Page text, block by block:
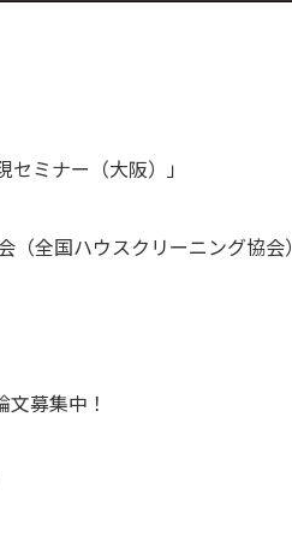
ミナー（大阪）」
全国ハウスクリーニング協会）
募集中！